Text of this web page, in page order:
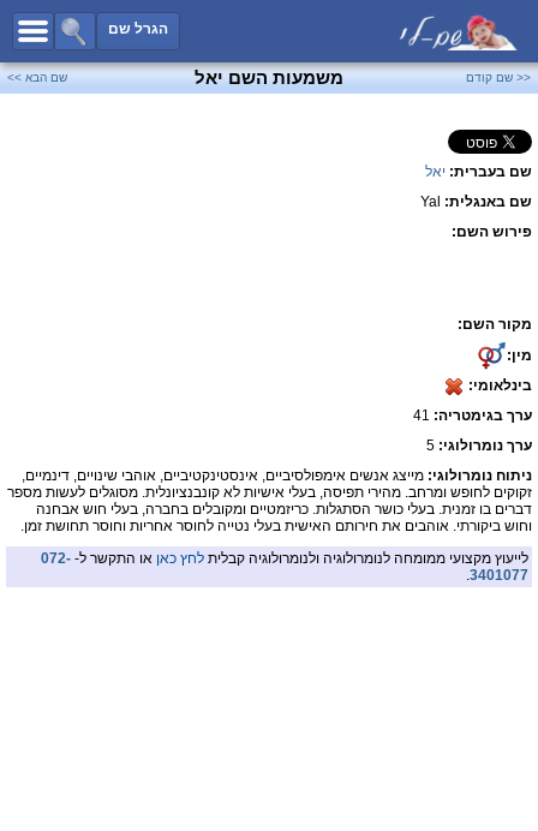
הגרל שם
כל השמות
שמות לבנים
פייסבוק
<< שם קודם משמעות השם יאל שם הבא >>
שם בעברית: יאל
שם באנגלית: Yal
פירוש השם:
מקור השם:
מין:
בינלאומי:
ערך בגימטריה:
ערך נומרולוגי: 5
ניתוח נומרולוגי: מייצג אנשים אימפולסיביים, אינסטינקטיביים, אוהבי שינויים, דינמיים,
זקוקים לחופש ומרחב. מהירי תפיסה, בעלי אישיות לא קונבנציונלית. מסוגלים לעשות מספר
דברים בו זמנית. בעלי כושר הסתגלות. כריזמטיים ומקובלים בחברה, בעלי חוש אבחנה
וחוש ביקורתי. אוהבים את חירותם האישית בעלי נטייה לחוסר אחריות וחוסר תחושת זמן.
לייעוץ מקצועי ממומחה לנומרולוגיה ולנומרולוגיה קבלית לחץ כאן או התקשר ל- 072-
3401077
.